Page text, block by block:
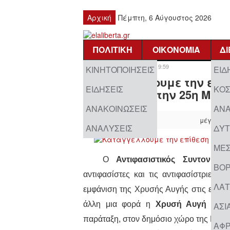
Αρχική Πέμπτη, 6 Αύγουστος 2026
ΠΟΛΙΤΙΚΉ
ΚΙΝΗΤΟΠΟΙΉΣΕΙΣ
ΕΙΔΉΣΕΙΣ
ΑΝΑΚΟΙΝΏΣΕΙΣ
ΑΝΑΛΎΣΕΙΣ
ΟΙΚΟΝΟΜΊΑ
Κυριακή, 25 Μαρτίου 2018 19:59
Καταγγέλλουμε την
της ΚΕΕΡΦΑ την 25η
μέγεθος
Ο Αντιφασιστικός
αντιφασίστες και τις
εμφάνιση της Χρυσής Αυγής στις
άλλη μια φορά η Χρυσή Αυγή δεν
παράταξη, στον δημόσιο χώρο της